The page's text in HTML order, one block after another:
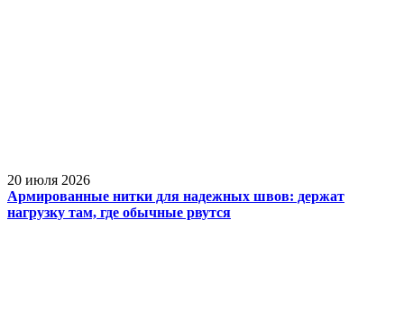
20 июля 2026
Армированные нитки для надежных швов: держат
нагрузку там, где обычные рвутся